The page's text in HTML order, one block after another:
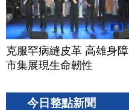
克服罕病縫皮革 高雄身障
市集展現生命韌性
今日整點新聞